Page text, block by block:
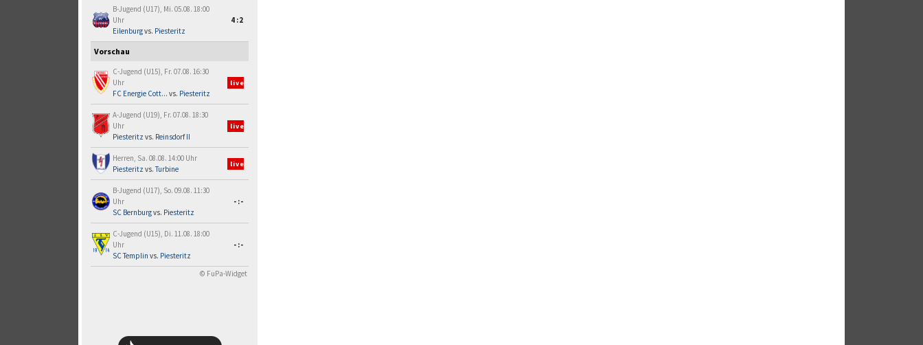
B-Jugend (U17), Mi. 05.08. 18:00
Uhr
Eilenburgvs. Piesteritz
4:2
Vorschau
C-Jugend (U15), Fr. 07.08. 16:30
Uhr
FC Energie Cott... vs. Piesteritz
live
A-Jugend (U19), Fr. 07.08. 18:30
Uhr
Piesteritz vs. Reinsdorf II
live
Herren, Sa. 08.08. 14:00 Uhr
Piesteritz vs.Turbine
live
B-Jugend (U17), So. 09.08. 11:30
Uhr
SC Bernburgvs. Piesteritz
-:-
C-Jugend (U15), Di. 11.08. 18:00
Uhr
SC Templin vs. Piesteritz
-:-
© FuPa-Widget